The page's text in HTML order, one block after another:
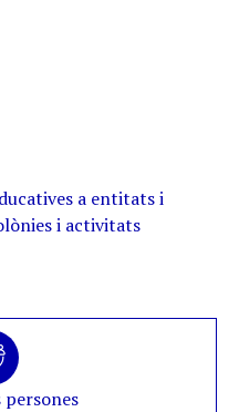
a entitats i
i activitats
persones